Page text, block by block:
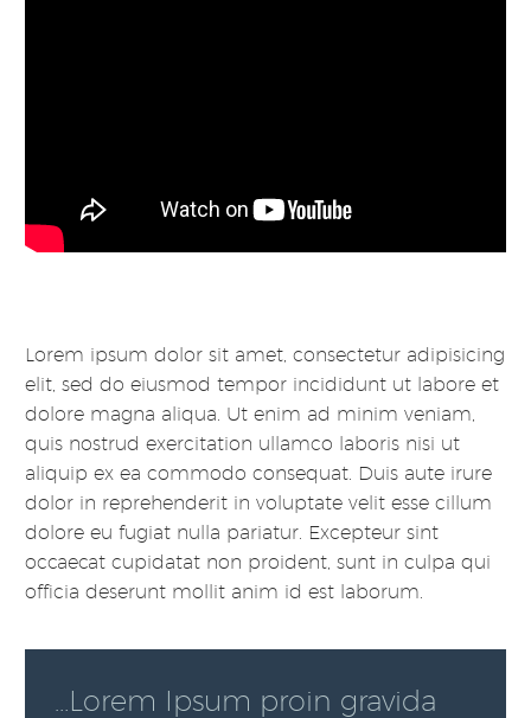
Lorem ipsum dolor sit amet, consectetur adipisicing
elit, sed do eiusmod tempor incididunt ut labore et
dolore magna aliqua. Ut enim ad minim veniam,
quis nostrud exercitation ullamco laboris nisi ut
aliquip ex ea commodo consequat. Duis aute irure
dolor in reprehenderit in voluptate velit esse cillum
dolore eu fugiat nulla pariatur. Excepteur sint
occaecat cupidatat non proident, sunt in culpa qui
officia deserunt mollit anim id est laborum.
…Lorem Ipsum proin gravida